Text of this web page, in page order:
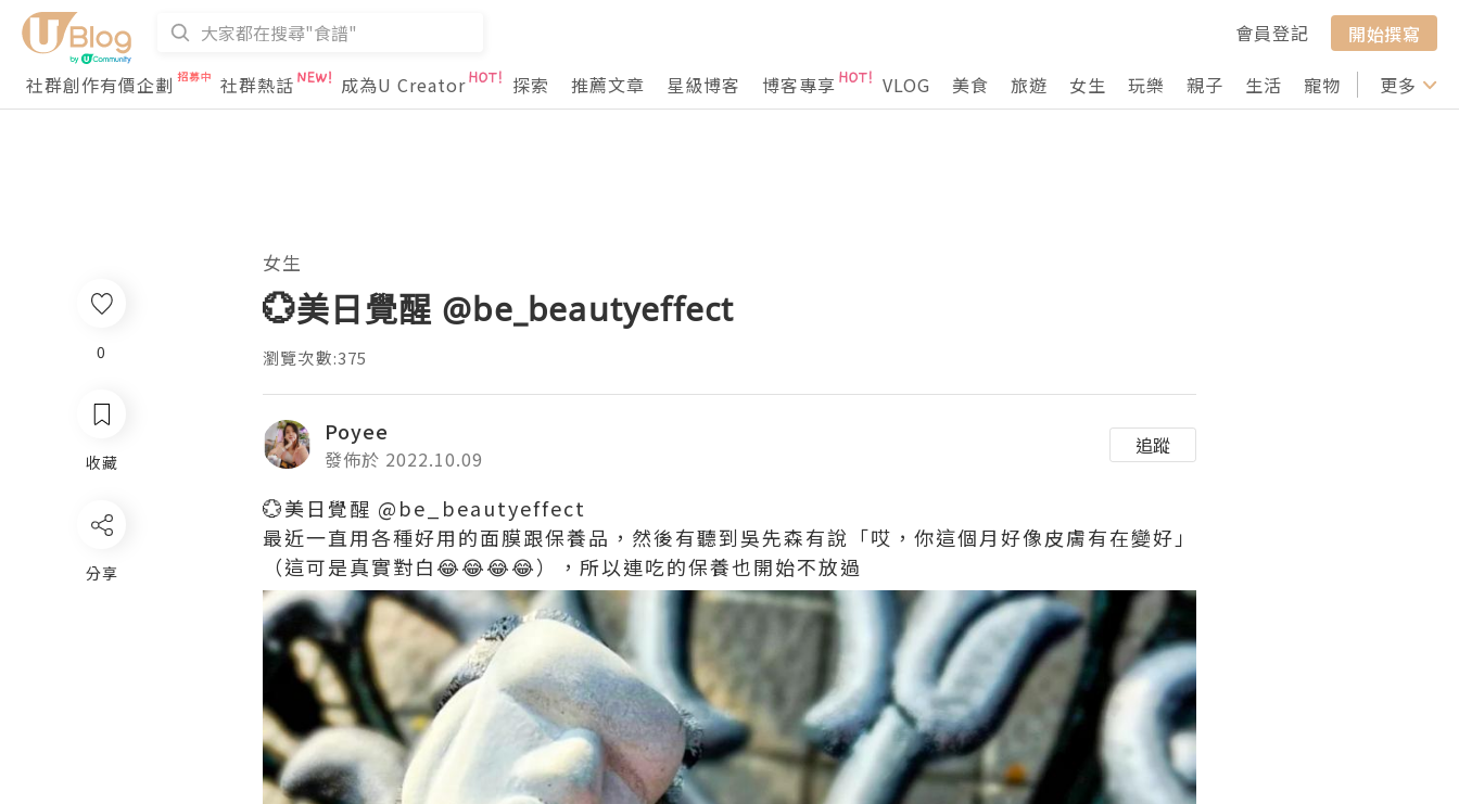
會員登記
開始撰寫
社群創作有價企劃
社群熱話 成為U Creator 探索 推薦文章 星級博客 博客專享 VLOG 美食 旅遊 女生 玩樂 親子 生活 寵物 行山 打卡
更多
0
收藏
分享
女生
💮美日覺醒 @be_beautyeffect
瀏覽次數:375
Poyee
發佈於 2022.10.09
追蹤
💮美日覺醒 @be_beautyeffect
最近一直用各種好用的面膜跟保養品，然後有聽到吳先森有說「哎，你這個月好像皮膚有在變好」
（這可是真實對白😂😂😂😂），所以連吃的保養也開始不放過